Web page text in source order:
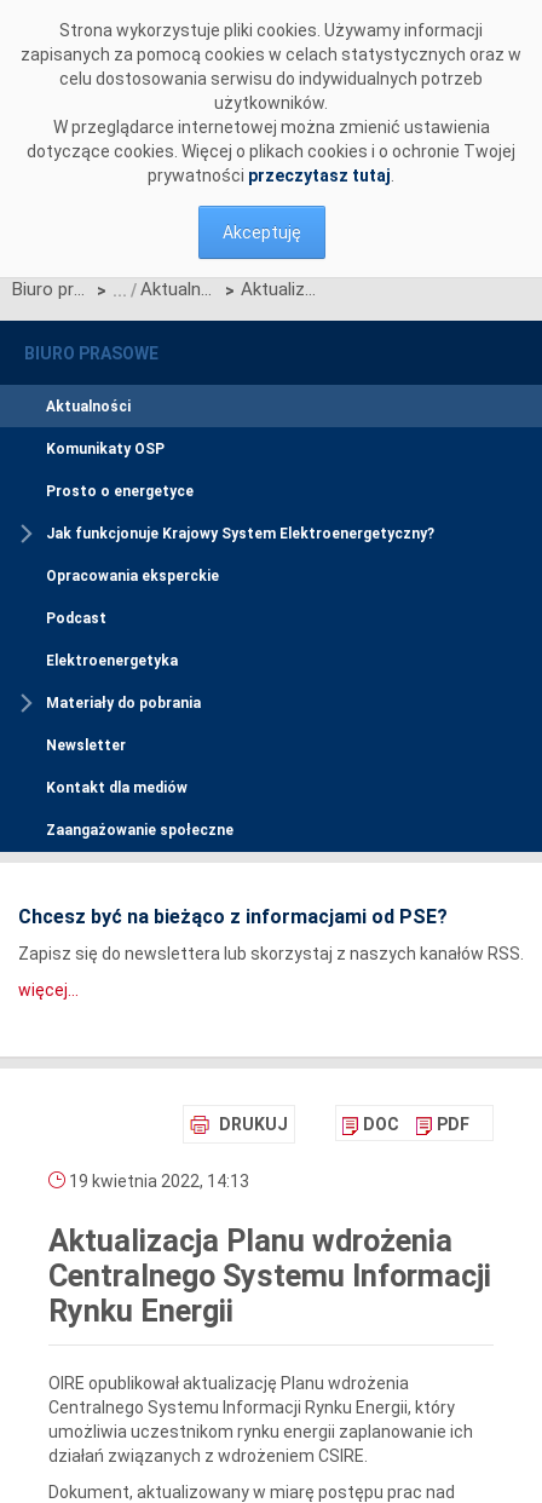
Strona wykorzystuje pliki cookies. Używamy informacji
zapisanych za pomocą cookies w celach statystycznych oraz w
celu dostosowania serwisu do indywidualnych potrzeb
użytkowników.
W przeglądarce internetowej można zmienić ustawienia
dotyczące cookies. Więcej o plikach cookies i o ochronie Twojej
prywatności przeczytasz tutaj
Akceptuję
Biuro prasowe > Aktualności > Aktualizacja Planu wdrożenia Centralnego Systemu Informacji Rynku Energii
BIURO PRASOWE
Aktualności
Komunikaty OSP
Prosto o energetyce
Jak funkcjonuje Krajowy System Elektroenergetyczny?
Opracowania eksperckie
Podcast
Elektroenergetyka
Materiały do pobrania
Newsletter
Kontakt dla mediów
Zaangażowanie społeczne
Chcesz być na bieżąco z informacjami od PSE?
Zapisz się do newslettera lub skorzystaj z naszych kanałów RSS.
więcej...
DRUKUJ DOC PDF
19 kwietnia 2022, 14:13
Aktualizacja Planu wdrożenia
Centralnego Systemu Informacji
Rynku Energii
OIRE opublikował aktualizację Planu wdrożenia
Centralnego Systemu Informacji Rynku Energii, który
umożliwia uczestnikom rynku energii zaplanowanie ich
działań związanych z wdrożeniem CSIRE.
Dokument, aktualizowany w miarę postępu prac nad